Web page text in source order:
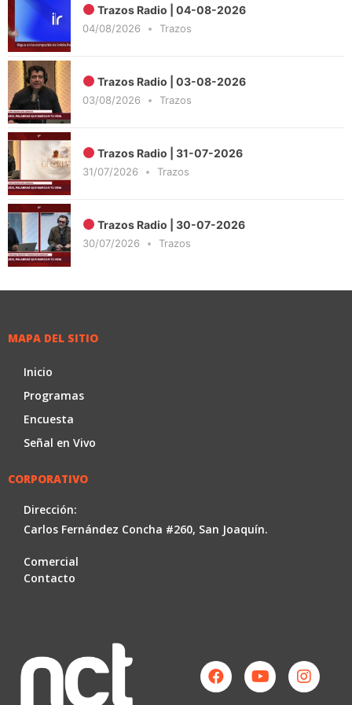
Trazos Radio | 04-08-2026
04/08/2026 Trazos
Trazos Radio | 03-08-2026
03/08/2026 Trazos
Trazos Radio | 31-07-2026
31/07/2026 Trazos
Trazos Radio | 30-07-2026
30/07/2026 Trazos
MAPA DEL SITIO
Inicio
Programas
Encuesta
Señal en Vivo
CORPORATIVO
Dirección:
Carlos Fernández Concha #260, San Joaquín.
Comercial
Contacto